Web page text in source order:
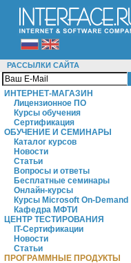
РАССЫЛКИ САЙТА
ИНТЕРНЕТ-МАГАЗИН
Лицензионное ПО
Курсы обучения
Сертификация
ОБУЧЕНИЕ И СЕМИНАРЫ
Каталог курсов
Новости
Статьи
Вопросы и ответы
Бесплатные семинары
Онлайн-курсы
Курсы Microsoft On-Demand
Кафедра МФТИ
ЦЕНТР ТЕСТИРОВАНИЯ
IT-Сертификации
Новости
Статьи
ПРОГРАММНЫЕ ПРОДУКТЫ